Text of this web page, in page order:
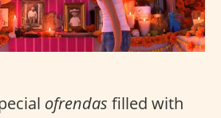
ofrendas filled with